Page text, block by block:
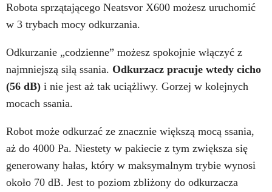
Robota sprzątającego Neatsvor X600 możesz uruchomić
w 3 trybach mocy odkurzania.
Odkurzanie „codzienne” możesz spokojnie włączyć z
najmniejszą siłą ssania. Odkurzacz pracuje wtedy cicho
(56 dB) i nie jest aż tak uciążliwy. Gorzej w kolejnych
mocach ssania.
Robot może odkurzać ze znacznie większą mocą ssania,
aż do 4000 Pa. Niestety w pakiecie z tym zwiększa się
generowany hałas, który w maksymalnym trybie wynosi
około 70 dB. Jest to poziom zbliżony do odkurzacza